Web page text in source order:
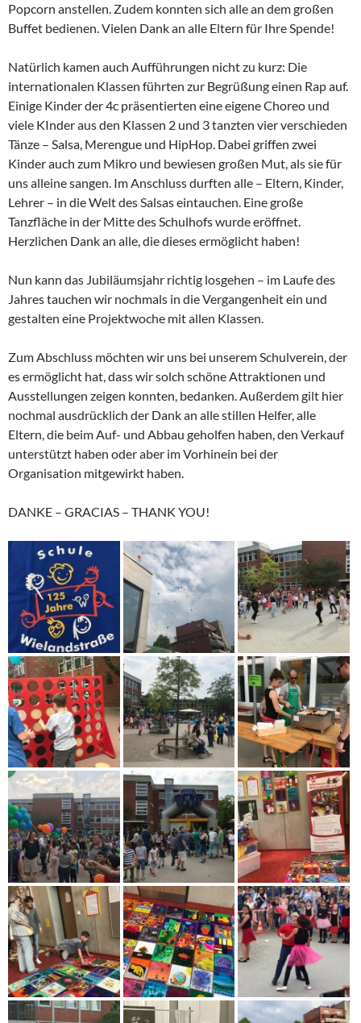
Popcorn anstellen. Zudem konnten sich alle an dem großen
Buffet bedienen. Vielen Dank an alle Eltern für Ihre Spende!
Natürlich kamen auch Aufführungen nicht zu kurz: Die
internationalen Klassen führten zur Begrüßung einen Rap auf.
Einige Kinder der 4c präsentierten eine eigene Choreo und
viele KInder aus den Klassen 2 und 3 tanzten vier verschieden
Tänze – Salsa, Merengue und HipHop. Dabei griffen zwei
Kinder auch zum Mikro und bewiesen großen Mut, als sie für
uns alleine sangen. Im Anschluss durften alle – Eltern, Kinder,
Lehrer – in die Welt des Salsas eintauchen. Eine große
Tanzfläche in der Mitte des Schulhofs wurde eröffnet.
Herzlichen Dank an alle, die dieses ermöglicht haben!
Nun kann das Jubiläumsjahr richtig losgehen – im Laufe des
Jahres tauchen wir nochmals in die Vergangenheit ein und
gestalten eine Projektwoche mit allen Klassen.
Zum Abschluss möchten wir uns bei unserem Schulverein, der
es ermöglicht hat, dass wir solch schöne Attraktionen und
Ausstellungen zeigen konnten, bedanken. Außerdem gilt hier
nochmal ausdrücklich der Dank an alle stillen Helfer, alle
Eltern, die beim Auf- und Abbau geholfen haben, den Verkauf
unterstützt haben oder aber im Vorhinein bei der
Organisation mitgewirkt haben.
DANKE – GRACIAS – THANK YOU!